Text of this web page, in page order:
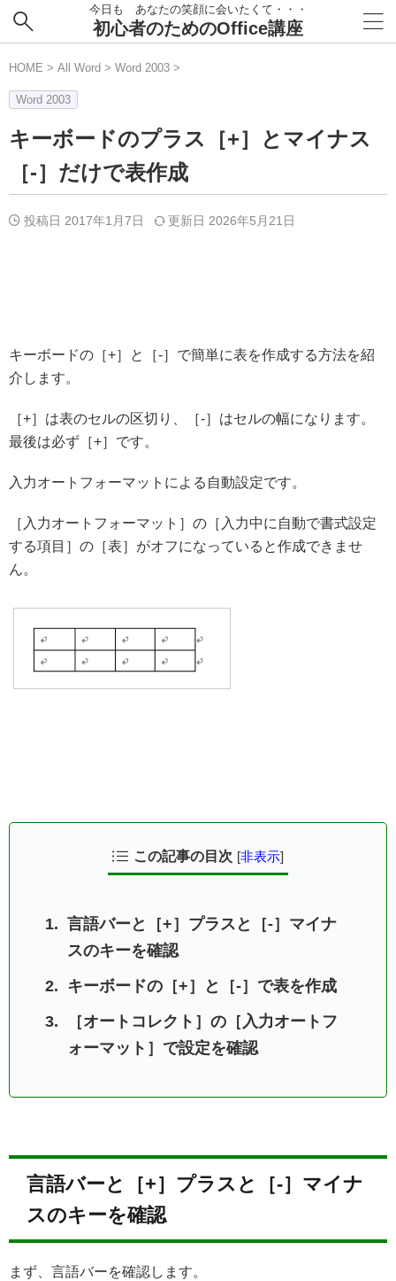
今日も あなたの笑顔に会いたくて・・・
初心者のためのOffice講座
HOME > All Word > Word 2003 >
Word 2003
キーボードのプラス［+］とマイナス
［-］だけで表作成
投稿日 2017年1月7日 更新日 2026年5月21日
キーボードの［+］と［-］で簡単に表を作成する方法を紹
介します。
［+］は表のセルの区切り、［-］はセルの幅になります。
最後は必ず［+］です。
入力オートフォーマットによる自動設定です。
［入力オートフォーマット］の［入力中に自動で書式設定
する項目］の［表］がオフになっていると作成できませ
ん。
この記事の目次 [非表示]
言語バーと［+］プラスと［-］マイナ
スのキーを確認
キーボードの［+］と［-］で表を作成
［オートコレクト］の［入力オートフ
ォーマット］で設定を確認
言語バーと［+］プラスと［-］マイナ
スのキーを確認
まず、言語バーを確認します。